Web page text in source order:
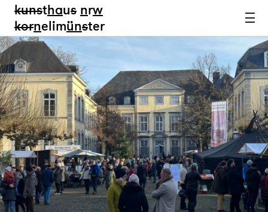
kunsthaus nrw
kornelimünster